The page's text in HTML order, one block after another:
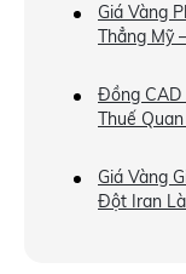
Giá Vàng
Thẳng Mỹ
Đồng CAD
Thuế
Giá Vàng
Đột Iran